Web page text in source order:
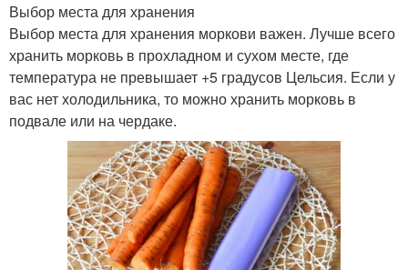
Выбор места для хранения
Выбор места для хранения моркови важен. Лучше всего
хранить морковь в прохладном и сухом месте, где
температура не превышает +5 градусов Цельсия. Если у
вас нет холодильника, то можно хранить морковь в
подвале или на чердаке.